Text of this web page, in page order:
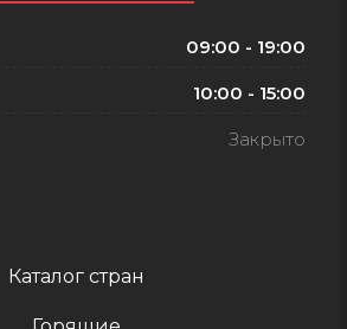
Каталог стран
09:00 - 19:00
10:00 - 15:00
Закрыто